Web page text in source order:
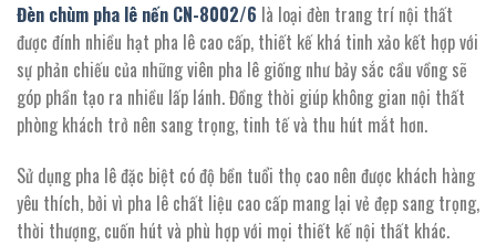
Đèn chùm pha lê nến CN-8002/6 là loại đèn trang trí nội thất
được đính nhiều hạt pha lê cao cấp, thiết kế khá tinh xảo kết hợp với
sự phản chiếu của những viên pha lê giống như bảy sắc cầu vồng sẽ
góp phần tạo ra nhiều lấp lánh. Đồng thời giúp không gian nội thất
phòng khách trở nên sang trọng, tinh tế và thu hút mắt hơn.
Sử dụng pha lê đặc biệt có độ bền tuổi thọ cao nên được khách hàng
yêu thích, bởi vì pha lê chất liệu cao cấp mang lại vẻ đẹp sang trọng,
thời thượng, cuốn hút và phù hợp với mọi thiết kế nội thất khác.